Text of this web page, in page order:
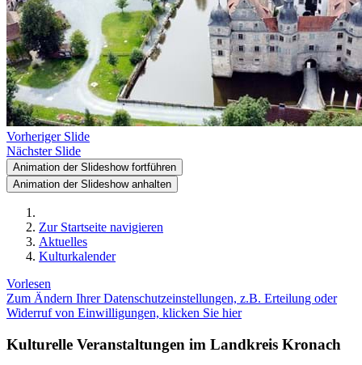
Vorheriger Slide
Nächster Slide
Animation der Slideshow fortführen
Animation der Slideshow anhalten
Zur Startseite navigieren
Aktuelles
Kulturkalender
Vorlesen
Zum Ändern Ihrer Datenschutzeinstellungen, z.B. Erteilung oder
Widerruf von Einwilligungen, klicken Sie hier
Kulturelle Veranstaltungen im Landkreis Kronach